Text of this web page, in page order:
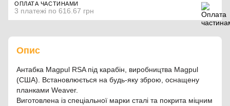
ОПЛАТА ЧАСТИНАМИ
3 платежі по 616.67 грн
Опис
Антабка Magpul RSA під карабін, виробництва Magpul
(США). Встановлюється на будь-яку зброю, оснащену
планками Weaver.
Виготовлена ​​із спеціальної марки сталі та покрита міцним